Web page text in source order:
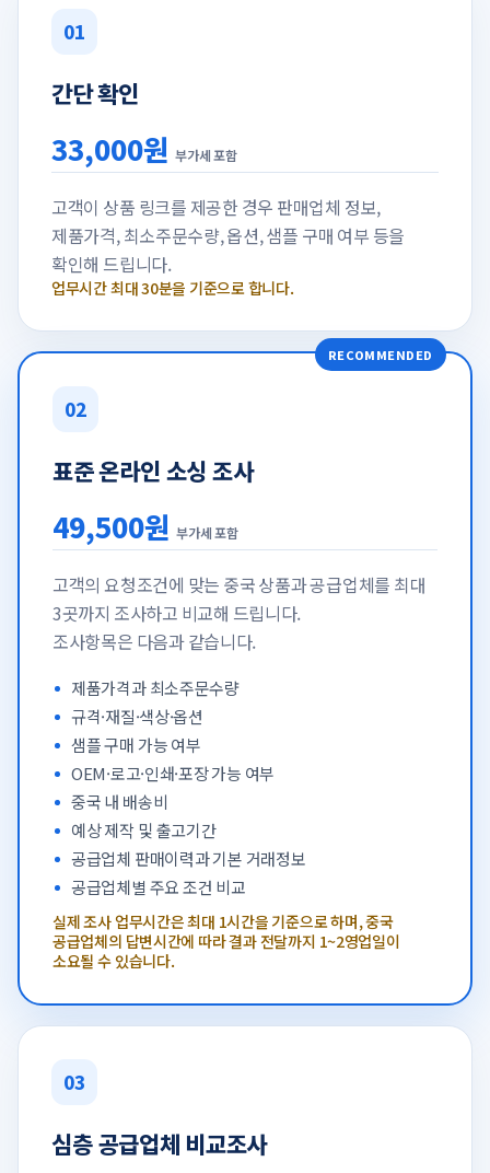
01
간단 확인
33,000원부가세 포함
고객이 상품 링크를 제공한 경우 판매업체 정보,
제품가격, 최소주문수량, 옵션, 샘플 구매 여부 등을
확인해 드립니다.
업무시간 최대 30분을 기준으로 합니다.
RECOMMENDED
02
표준 온라인 소싱 조사
49,500원부가세 포함
고객의 요청조건에 맞는 중국 상품과 공급업체를 최대
3곳까지 조사하고 비교해 드립니다.
조사항목은 다음과 같습니다.
제품가격과 최소주문수량
규격·재질·색상·옵션
샘플 구매 가능 여부
OEM·로고·인쇄·포장 가능 여부
중국 내 배송비
예상 제작 및 출고기간
공급업체 판매이력과 기본 거래정보
공급업체별 주요 조건 비교
실제 조사 업무시간은 최대 1시간을 기준으로 하며, 중국
공급업체의 답변시간에 따라 결과 전달까지 1~2영업일이
소요될 수 있습니다.
03
심층 공급업체 비교조사